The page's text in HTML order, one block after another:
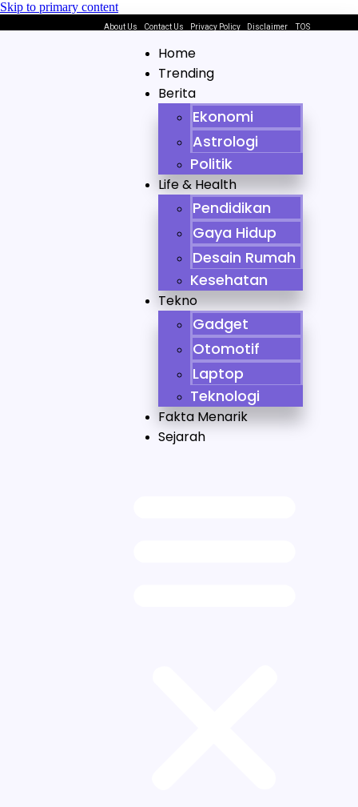
Skip to primary content
About Us Contact Us Privacy Policy DisclaimerTOS
Home
Trending
Berita
Ekonomi
Astrologi
Politik
Life & Health
Pendidikan
Gaya Hidup
Desain Rumah
Kesehatan
Tekno
Gadget
Otomotif
Laptop
Teknologi
Fakta Menarik
Sejarah